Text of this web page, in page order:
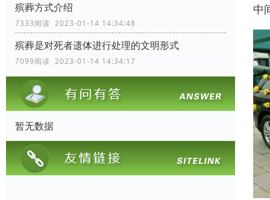
殡葬方式介绍
7333阅读 2023-01-14 14:34:48
殡葬是对死者遗体进行处理的文明形式
7099阅读 2023-01-14 14:34:17
暂无数据
中